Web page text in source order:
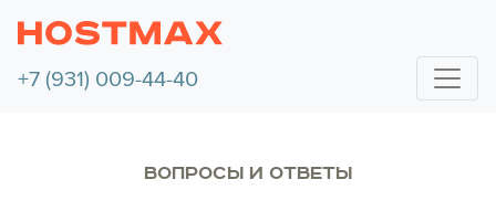
+7 (931) 009-44-40
ВОПРОСЫ И ОТВЕТЫ